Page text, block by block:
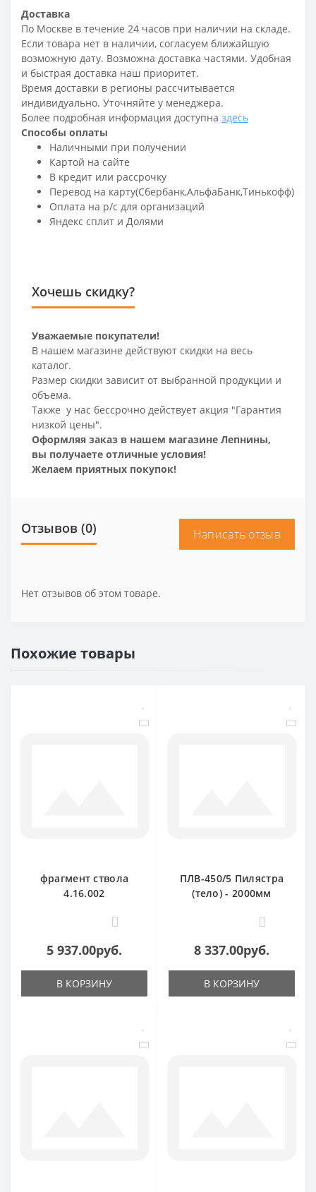
Доставка
По Москве в течение 24 часов при наличии на складе.
Если товара нет в наличии, согласуем ближайшую
возможную дату. Возможна доставка частями. Удобная
и быстрая доставка наш приоритет.
Время доставки в регионы рассчитывается
индивидуально. Уточняйте у менеджера.
Более подробная информация доступна здесь
Способы оплаты
Наличными при получении
Картой на сайте
В кредит или рассрочку
Перевод на карту(Сбербанк,АльфаБанк,Тинькофф)
Оплата на р/c для организаций
Яндекс сплит и Долями
Хочешь скидку?
Уважаемые покупатели!
В нашем магазине действуют скидки на весь
каталог.
Размер скидки зависит от выбранной продукции и
объема.
Также у нас бессрочно действует акция "Гарантия
низкой цены".
Оформляя заказ в нашем магазине Лепнины,
вы получаете отличные условия!
Желаем приятных покупок!
Отзывов (0) Написать отзыв
Нет отзывов об этом товаре.
Похожие товары
фрагмент ствола
4.16.002
0
5 937.00руб.
В КОРЗИНУ
ПЛВ-450/5 Пилястра
(тело) - 2000мм
0
8 337.00руб.
В КОРЗИНУ